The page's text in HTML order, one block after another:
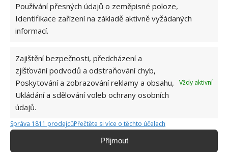
Používání přesných údajů o zeměpisné poloze,
Identifikace zařízení na základě aktivně vyžádaných
informací.
Zajištění bezpečnosti, předcházení a
zjišťování podvodů a odstraňování chyb,
Poskytování a zobrazování reklamy a obsahu,
Ukládání a sdělování voleb ochrany osobních
údajů.
Vždy aktivní
Správa 1811 prodejcůPřečtěte si více o těchto účelech
Příjmout
zajistí bohatou úrodu šťavnatých a chutných
plodů. Připravte se na letošní sezonu včas
O WEBU
Sháníte zajímavé tipy jak vylepšit Váš domov? Originální nápady,